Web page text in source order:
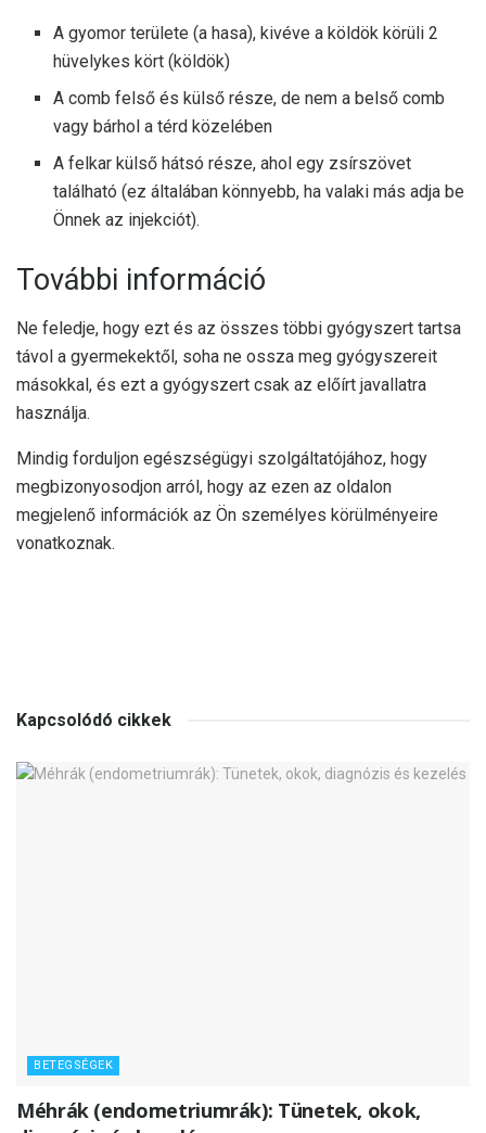
A gyomor területe (a hasa), kivéve a köldök körüli 2
hüvelykes kört (köldök)
A comb felső és külső része, de nem a belső comb
vagy bárhol a térd közelében
A felkar külső hátsó része, ahol egy zsírszövet
található (ez általában könnyebb, ha valaki más adja be
Önnek az injekciót).
További információ
Ne feledje, hogy ezt és az összes többi gyógyszert tartsa
távol a gyermekektől, soha ne ossza meg gyógyszereit
másokkal, és ezt a gyógyszert csak az előírt javallatra
használja.
Mindig forduljon egészségügyi szolgáltatójához, hogy
megbizonyosodjon arról, hogy az ezen az oldalon
megjelenő információk az Ön személyes körülményeire
vonatkoznak.
Kapcsolódó cikkek
BETEGSÉGEK
Méhrák (endometriumrák): Tünetek, okok,